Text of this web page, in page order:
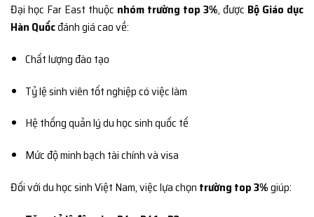
Đại học Far East thuộc nhóm trường top 3%, được Bộ Giáo dục
Hàn Quốcđánh giá cao về:
Chất lượng đào tạo
Tỷ lệ sinh viên tốt nghiệp có việc làm
Hệ thống quản lý du học sinh quốc tế
Mức độ minh bạch tài chính và visa
Đối với du học sinh Việt Nam, việc lựa chọn trường top 3%giúp: